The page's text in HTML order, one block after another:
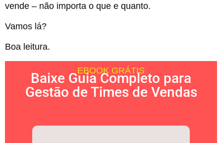
vende – não importa o que e quanto.
Vamos lá?
Boa leitura.
EBOOK GRÁTIS
Baixe Guia Completo para
Gestão de Times de Vendas